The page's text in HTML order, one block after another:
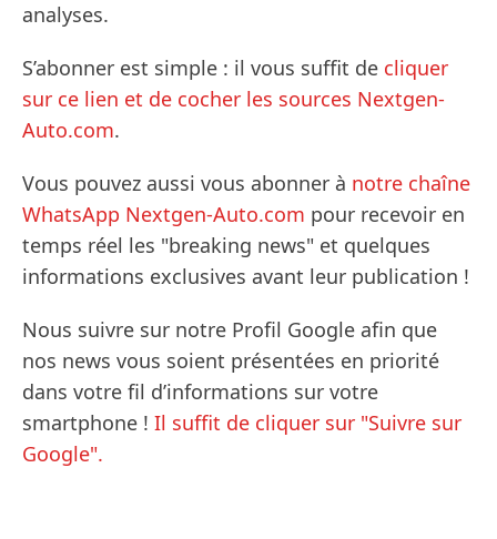
analyses.
S’abonner est simple : il vous suffit de cliquer
sur ce lien et de cocher les sources Nextgen-
Auto.com.
Vous pouvez aussi vous abonner à notre chaîne
WhatsApp Nextgen-Auto.com pour recevoir en
temps réel les "breaking news" et quelques
informations exclusives avant leur publication !
Nous suivre sur notre Profil Google afin que
nos news vous soient présentées en priorité
dans votre fil d’informations sur votre
smartphone ! Il suffit de cliquer sur "Suivre sur
Google".